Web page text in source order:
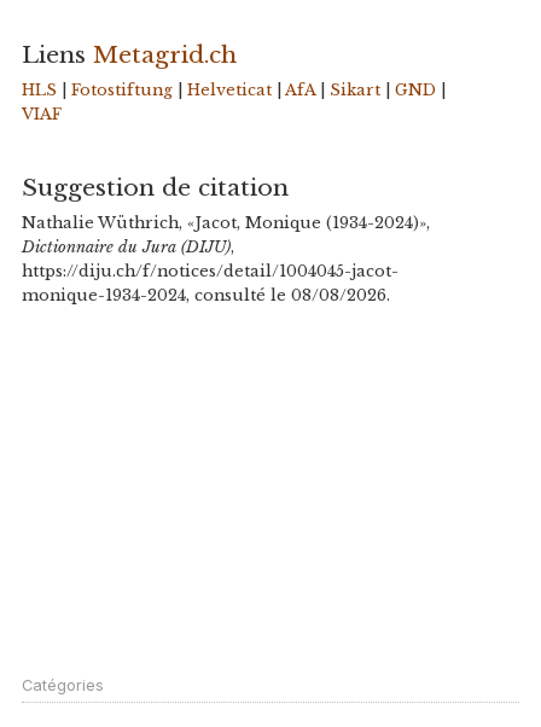
Liens Metagrid.ch
HLS Fotostiftung| Helveticat| AfA| Sikart| GND
VIAF
Suggestion de citation
Nathalie Wüthrich, «Jacot, Monique (1934-2024)»,
Dictionnaire du Jura (DIJU),
https://diju.ch/f/notices/detail/1004045-jacot-
monique-1934-2024, consulté le 08/08/2026.
Catégories